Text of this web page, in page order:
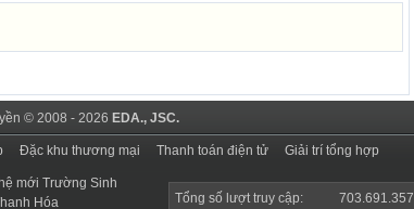
© 2008 - 2026 EDA., JSC.
Đặc khu thương mại Thanh toán điện tử Giải trí tổng hợp
Tổng số lượt truy cập: 703.691.357
mới Trường Sinh
Hóa